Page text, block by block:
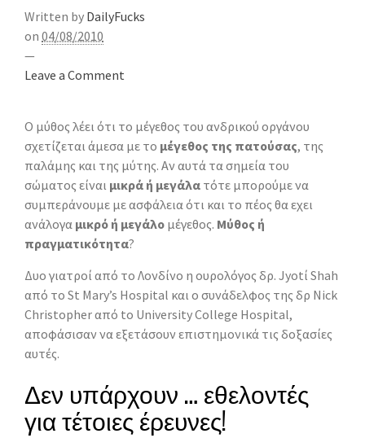
Written by DailyFucks
on 04/08/2010
—
Leave a Comment
Ο μύθος λέει ότι το μέγεθος του ανδρικού οργάνου
σχετίζεται άμεσα με το μέγεθος της πατούσας, της
παλάμης και της μύτης. Αν αυτά τα σημεία του
σώματος είναι μικρά ή μεγάλα τότε μπορούμε να
συμπεράνουμε με ασφάλεια ότι και το πέος θα εχει
ανάλογα μικρό ή μεγάλο μέγεθος. Μύθος ή
πραγματικότητα?
Δυο γιατροί από το Λονδίνο η oυρολόγος δρ. Jyοtί Shah
από το St Mary’s Hospital και ο συνάδελφος της δρ Nick
Christopher από to University College Hospital,
αποφάσισαν να εξετάσουν επιστημονικά τις δοξασίες
αυτές.
Δεν υπάρχουν … εθελοντές
για τέτοιες έρευνες!